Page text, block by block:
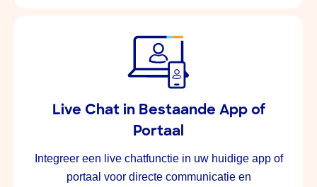
Live Chat in Bestaande App of
Portaal
Integreer een live chatfunctie in uw huidige app of
portaal voor directe communicatie en